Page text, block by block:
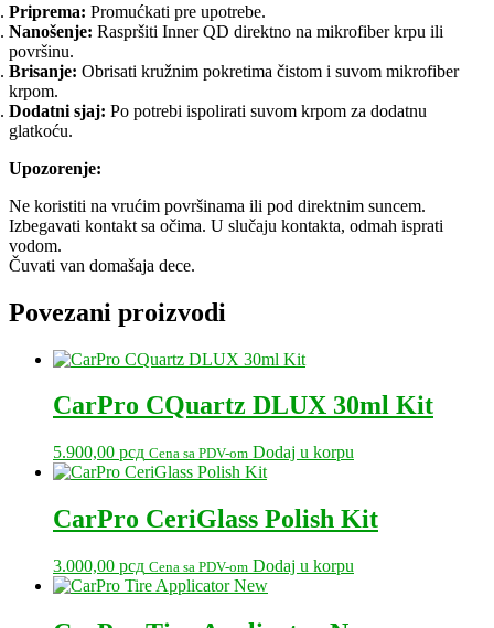
Priprema: Promućkati pre upotrebe.
Nanošenje: Raspršiti Inner QD direktno na mikrofiber krpu ili
površinu.
Brisanje: Obrisati kružnim pokretima čistom i suvom mikrofiber
krpom.
Dodatni sjaj: Po potrebi ispolirati suvom krpom za dodatnu
glatkoću.
Upozorenje:
Ne koristiti na vrućim površinama ili pod direktnim suncem.
Izbegavati kontakt sa očima. U slučaju kontakta, odmah isprati
vodom.
Čuvati van domašaja dece.
Povezani proizvodi
CarPro CQuartz DLUX 30ml Kit
5.900,00 рсд Cena sa PDV-om Dodaj u korpu
CarPro CeriGlass Polish Kit
3.000,00 рсд Cena sa PDV-om Dodaj u korpu